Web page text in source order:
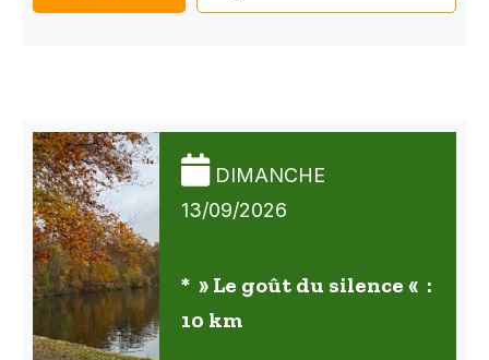
DIMANCHE
13/09/2026
* » Le goût du silence « :
10 km